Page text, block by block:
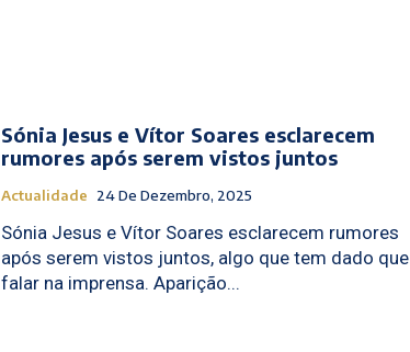
Sónia Jesus e Vítor Soares esclarecem
rumores após serem vistos juntos
Actualidade 24 De Dezembro, 2025
Sónia Jesus e Vítor Soares esclarecem rumores
após serem vistos juntos, algo que tem dado que
falar na imprensa. Aparição...